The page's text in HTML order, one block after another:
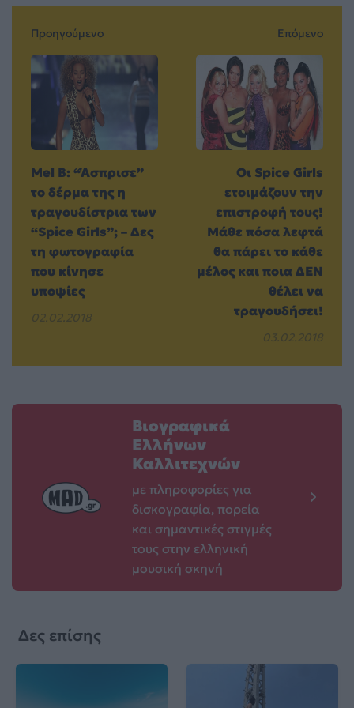
Προηγούμενο
Mel B: “Άσπρισε”
το δέρμα της η
τραγουδίστρια των
“Spice Girls”; – Δες
τη φωτογραφία
που κίνησε
υποψίες
02.02.2018
Επόμενο
Οι Spice Girls
ετοιμάζουν την
επιστροφή τους!
Μάθε πόσα λεφτά
θα πάρει το κάθε
μέλος και ποια ΔΕΝ
θέλει να
τραγουδήσει!
03.02.2018
Βιογραφικά
Ελλήνων
Καλλιτεχνών
με πληροφορίες για
δισκογραφία, πορεία
και σημαντικές στιγμές
τους στην ελληνική
μουσική σκηνή
Δες επίσης